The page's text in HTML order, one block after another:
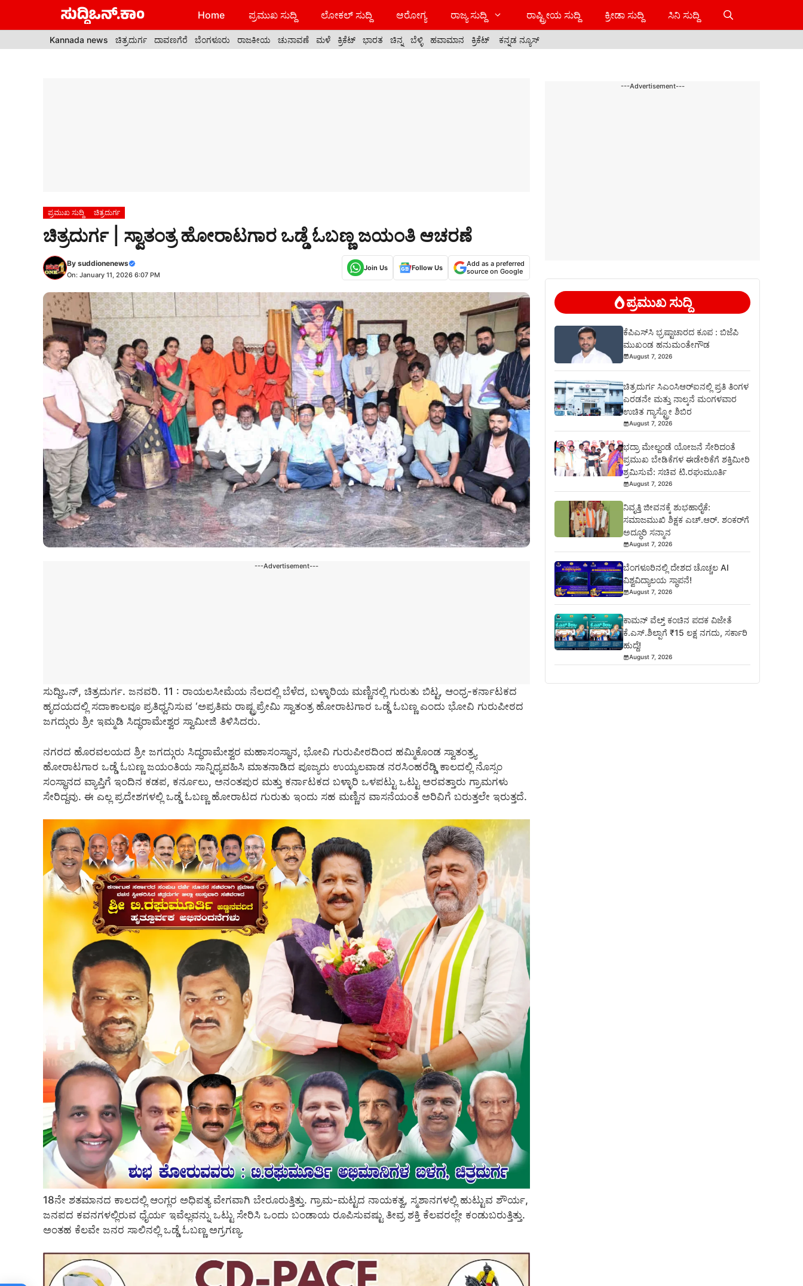
Home ಪ್ರಮುಖ ಸುದ್ದಿ ಲೋಕಲ್ ಸುದ್ದಿ ಆರೋಗ್ಯ ರಾಜ್ಯ ಸುದ್ದಿ ರಾಷ್ಟ್ರೀಯ ಸುದ್ದಿ ಕ್ರೀಡಾ ಸುದ್ದಿ ಸಿನಿ ಸುದ್ದಿ
Kannada news ಚಿತ್ರದುರ್ಗ ದಾವಣಗೆರೆ ಬೆಂಗಳೂರು ರಾಜಕೀಯ ಚುನಾವಣೆ ಮಳೆ ಕ್ರಿಕೆಟ್ ಭಾರತ ಚಿನ್ನ ಬೆಳ್ಳಿ ಹವಾಮಾನ ಕ್ರಿಕೆಟ್ ಕನ್ನಡ ನ್ಯೂಸ್
ಪ್ರಮುಖ ಸುದ್ದಿ ಚಿತ್ರದುರ್ಗ
ಚಿತ್ರದುರ್ಗ | ಸ್ವಾತಂತ್ರ ಹೋರಾಟಗಾರ ಒಡ್ಡೆ ಓಬಣ್ಣ ಜಯಂತಿ ಆಚರಣೆ
By suddionenews
On: January 11, 2026 6:07 PM
Join Us Follow Us
Add as a preferred
source on Google
---Advertisement---
ಸುದ್ದಿಒನ್, ಚಿತ್ರದುರ್ಗ. ಜನವರಿ. 11 : ರಾಯಲಸೀಮೆಯ ನೆಲದಲ್ಲಿ ಬೆಳೆದ, ಬಳ್ಳಾರಿಯ ಮಣ್ಣಿನಲ್ಲಿ ಗುರುತು ಬಿಟ್ಟ, ಆಂಧ್ರ-ಕರ್ನಾಟಕದ
ಹೃದಯದಲ್ಲಿ ಸದಾಕಾಲವೂ ಪ್ರತಿಧ್ವನಿಸುವ ‘ಅಪ್ರತಿಮ ರಾಷ್ಟ್ರಪ್ರೇಮಿ ಸ್ವಾತಂತ್ರ ಹೋರಾಟಗಾರ ಒಡ್ಡೆ ಓಬಣ್ಣ ಎಂದು ಭೋವಿ ಗುರುಪೀಠದ
ಜಗದ್ಗುರು ಶ್ರೀ ಇಮ್ಮಡಿ ಸಿದ್ಧರಾಮೇಶ್ವರ ಸ್ವಾಮೀಜಿ ತಿಳಿಸಿದರು.
ನಗರದ ಹೊರವಲಯದ ಶ್ರೀ ಜಗದ್ಗುರು ಸಿದ್ಧರಾಮೇಶ್ವರ ಮಹಾಸಂಸ್ಥಾನ, ಭೋವಿ ಗುರುಪೀಠದಿಂದ ಹಮ್ಮಿಕೊಂಡ ಸ್ವಾತಂತ್ರ್ಯ
ಹೋರಾಟಗಾರ ಒಡ್ಡೆ ಓಬಣ್ಣ ಜಯಂತಿಯ ಸಾನ್ನಿಧ್ಯವಹಿಸಿ ಮಾತನಾಡಿದ ಪೂಜ್ಯರು ಉಯ್ಯಲವಾಡ ನರಸಿಂಹರೆಡ್ಡಿ ಕಾಲದಲ್ಲಿ ನೊಸ್ಸಂ
ಸಂಸ್ಥಾನದ ವ್ಯಾಪ್ತಿಗೆ ಇಂದಿನ ಕಡಪ, ಕರ್ನೂಲು, ಅನಂತಪುರ ಮತ್ತು ಕರ್ನಾಟಕದ ಬಳ್ಳಾರಿ ಒಳಪಟ್ಟು ಒಟ್ಟು ಅರವತ್ತಾರು ಗ್ರಾಮಗಳು
ಸೇರಿದ್ದವು. ಈ ಎಲ್ಲ ಪ್ರದೇಶಗಳಲ್ಲಿ ಒಡ್ಡೆ ಓಬಣ್ಣ ಹೋರಾಟದ ಗುರುತು ಇಂದು ಸಹ ಮಣ್ಣಿನ ವಾಸನೆಯಂತೆ ಅರಿವಿಗೆ ಬರುತ್ತಲೇ ಇರುತ್ತದೆ.
18ನೇ ಶತಮಾನದ ಕಾಲದಲ್ಲಿ ಆಂಗ್ಲರ ಅಧಿಪತ್ಯ ವೇಗವಾಗಿ ಬೇರೂರುತ್ತಿತ್ತು. ಗ್ರಾಮ-ಮಟ್ಟದ ನಾಯಕತ್ವ, ಸ್ಮಶಾನಗಳಲ್ಲಿ ಹುಟ್ಟುವ ಶೌರ್ಯ,
ಜನಪದ ಕವನಗಳಲ್ಲಿರುವ ಧೈರ್ಯ ಇವೆಲ್ಲವನ್ನು ಒಟ್ಟು ಸೇರಿಸಿ ಒಂದು ಬಂಡಾಯ ರೂಪಿಸುವಷ್ಟು ತೀವ್ರ ಶಕ್ತಿ ಕೆಲವರಲ್ಲೇ ಕಂಡುಬರುತ್ತಿತ್ತು.
ಅಂತಹ ಕೆಲವೇ ಜನರ ಸಾಲಿನಲ್ಲಿ ಒಡ್ಡೆ ಓಬಣ್ಣ ಅಗ್ರಗಣ್ಯ.
---Advertisement---
ಪ್ರಮುಖ ಸುದ್ದಿ
ಕೆಪಿಎಸ್‍ಸಿ ಭ್ರಷ್ಟಾಚಾರದ ಕೂಪ : ಬಿಜೆಪಿ
ಮುಖಂಡ ಹನುಮಂತೇಗೌಡ
August 7, 2026
ಚಿತ್ರದುರ್ಗ ಸಿಎಂಸಿಆರ್‍ಐನಲ್ಲಿ ಪ್ರತಿ ತಿಂಗಳ
ಎರಡನೇ ಮತ್ತು ನಾಲ್ಕನೆ ಮಂಗಳವಾರ
ಉಚಿತ ಗ್ಯಾಸ್ಟ್ರೋ ಶಿಬಿರ
August 7, 2026
ಭದ್ರಾ ಮೇಲ್ದಂಡೆ ಯೋಜನೆ ಸೇರಿದಂತೆ
ಪ್ರಮುಖ ಬೇಡಿಕೆಗಳ ಈಡೇರಿಕೆಗೆ ಶಕ್ತಿಮೀರಿ
ಶ್ರಮಿಸುವೆ: ಸಚಿವ ಟಿ.ರಘುಮೂರ್ತಿ
August 7, 2026
ನಿವೃತ್ತಿ ಜೀವನಕ್ಕೆ ಶುಭಹಾರೈಕೆ:
ಸಮಾಜಮುಖಿ ಶಿಕ್ಷಕ ಎಚ್.ಆರ್. ಶಂಕರ್‌ಗೆ
ಅದ್ಧೂರಿ ಸನ್ಮಾನ
August 7, 2026
ಬೆಂಗಳೂರಿನಲ್ಲಿ ದೇಶದ ಚೊಚ್ಚಲ AI
ವಿಶ್ವವಿದ್ಯಾಲಯ ಸ್ಥಾಪನೆ!
August 7, 2026
ಕಾಮನ್ ವೆಲ್ತ್ ಕಂಚಿನ ಪದಕ ವಿಜೇತೆ
ಕೆ.ಎಸ್.ಶಿಲ್ಪಾಗೆ ₹15 ಲಕ್ಷ ನಗದು, ಸರ್ಕಾರಿ
ಹುದ್ದೆ!
August 7, 2026